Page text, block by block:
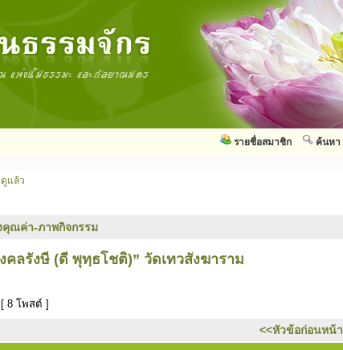
ค้นหา
รายชื่อสมาชิก
แล้ว
คุณค่า-ภาพกิจกรรม
คลรังษี (ดี พุทฺธโชติ)” วัดเทวสังฆาราม
[ 8 โพสต์ ]
<<หัวข้อก่อนหน้า